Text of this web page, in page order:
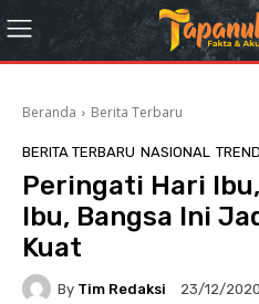
Beranda Berita Terbaru
BERITA TERBARU NASIONAL
Peringati Hari
Ibu, Bangsa Ini
Kuat
By Tim Redaksi 23/12/2020